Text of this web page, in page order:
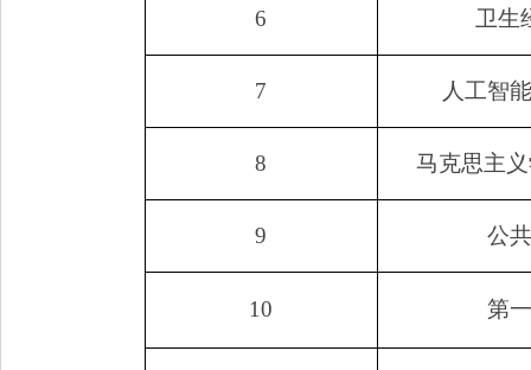
6 卫生
7 人工智
8 马克思主
9 公
10 第